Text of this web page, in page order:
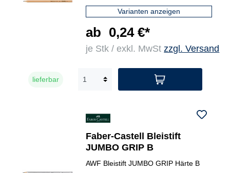
Varianten anzeigen
ab 0,24 €*
je Stk / exkl. MwStzzgl. Versand
lieferbar
Faber-Castell Bleistift
JUMBO GRIP B
AWF Bleistift JUMBO GRIP Härte B